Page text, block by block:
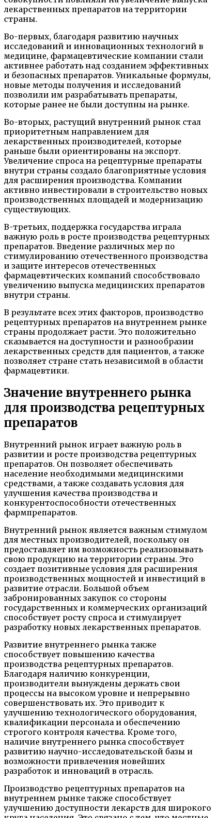
лекарственных препаратов на территории
страны.
Во-первых, благодаря развитию научных
исследований и инновационных технологий в
медицине, фармацевтические компании стали
активнее работать над созданием эффективных
и безопасных препаратов. Уникальные формулы,
новые методы получения и исследований
позволили им разрабатывать препараты,
которые ранее не были доступны на рынке.
Во-вторых, растущий внутренний рынок стал
приоритетным направлением для
лекарственных производителей, которые
раньше были ориентированы на экспорт.
Увеличение спроса на рецептурные препараты
внутри страны создало благоприятные условия
для расширения производства. Компании
активно инвестировали в строительство новых
производственных площадей и модернизацию
существующих.
В-третьих, поддержка государства играла
важную роль в росте производства рецептурных
препаратов. Введение различных мер по
стимулированию отечественного производства
и защите интересов отечественных
фармацевтических компаний способствовало
увеличению выпуска медицинских препаратов
внутри страны.
В результате всех этих факторов, производство
рецептурных препаратов на внутреннем рынке
страны продолжает расти. Это положительно
сказывается на доступности и разнообразии
лекарственных средств для пациентов, а также
позволяет стране стать независимой в области
фармацевтики.
Значение внутреннего рынка
для производства рецептурных
препаратов
Внутренний рынок играет важную роль в
развитии и росте производства рецептурных
препаратов. Он позволяет обеспечивать
население необходимыми медицинскими
средствами, а также создавать условия для
улучшения качества производства и
конкурентоспособности отечественных
фармпрепаратов.
Внутренний рынок является важным стимулом
для местных производителей, поскольку он
предоставляет им возможность реализовывать
свою продукцию на территории страны. Это
создает позитивные условия для расширения
производственных мощностей и инвестиций в
развитие отрасли. Большой объем
забронированных закупок со стороны
государственных и коммерческих организаций
способствует росту спроса и стимулирует
разработку новых лекарственных препаратов.
Развитие внутреннего рынка также
способствует повышению качества
производства рецептурных препаратов.
Благодаря наличию конкуренции,
производители вынуждены держать свои
процессы на высоком уровне и непрерывно
совершенствовать их. Это приводит к
улучшению технологического оборудования,
квалификации персонала и обеспечению
строгого контроля качества. Кроме того,
наличие внутреннего рынка способствует
развитию научно-исследовательской базы и
возможности привлечения новейших
разработок и инноваций в отрасль.
Производство рецептурных препаратов на
внутреннем рынке также способствует
улучшению доступности лекарств для широкого